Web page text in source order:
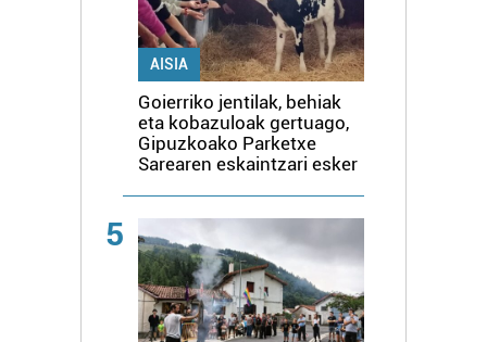
AISIA
Goierriko jentilak, behiak
eta kobazuloak gertuago,
Gipuzkoako Parketxe
Sarearen eskaintzari esker
5